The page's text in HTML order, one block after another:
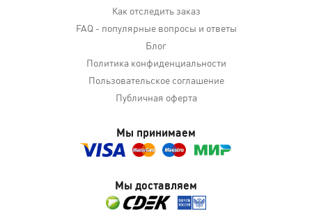
Как отследить заказ
FAQ - популярные вопросы и ответы
Блог
Политика конфиденциальности
Пользовательское соглашение
Публичная оферта
Мы принимаем
Мы доставляем